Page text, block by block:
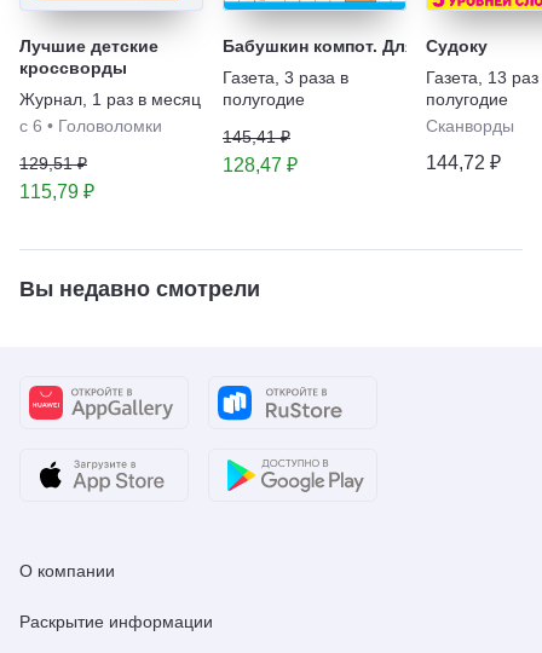
Лучшие детские
кроссворды
Журнал 1 раз в месяц
с 6 • Головоломки
129,51 ₽
115,79 ₽
Бабушкин компот. Для внучат.
Газета 3 раза в
полугодие
145,41 ₽
128,47 ₽
Судоку
Газета
13 раз
полугодие
Сканворды
144,72 ₽
Вы недавно смотрели
О компании
Раскрытие информации